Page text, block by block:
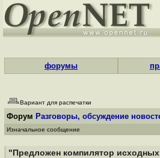
форумы
Вариант для распечатки
Форум Разговоры, обсуждение
Изначальное сообщение
"Предложен компилятор